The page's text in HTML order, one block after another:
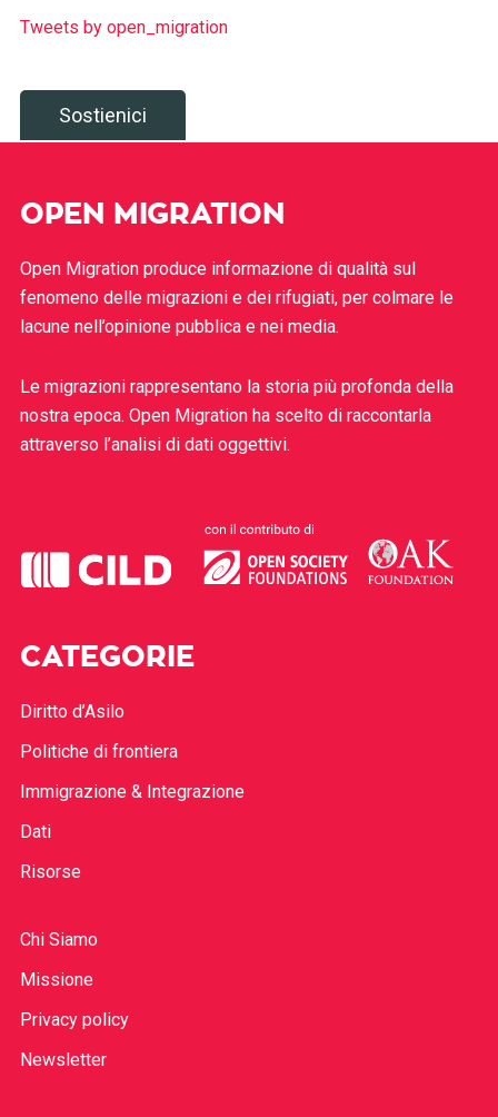
Tweets by open_migration
Sostienici
OPEN MIGRATION
Open Migration produce informazione di qualità sul
fenomeno delle migrazioni e dei rifugiati, per colmare le
lacune nell’opinione pubblica e nei media.
Le migrazioni rappresentano la storia più profonda della
nostra epoca. Open Migration ha scelto di raccontarla
attraverso l’analisi di dati oggettivi.
CATEGORIE
Diritto d’Asilo
Politiche di frontiera
Immigrazione & Integrazione
Dati
Risorse
Chi Siamo
Missione
Privacy policy
Newsletter